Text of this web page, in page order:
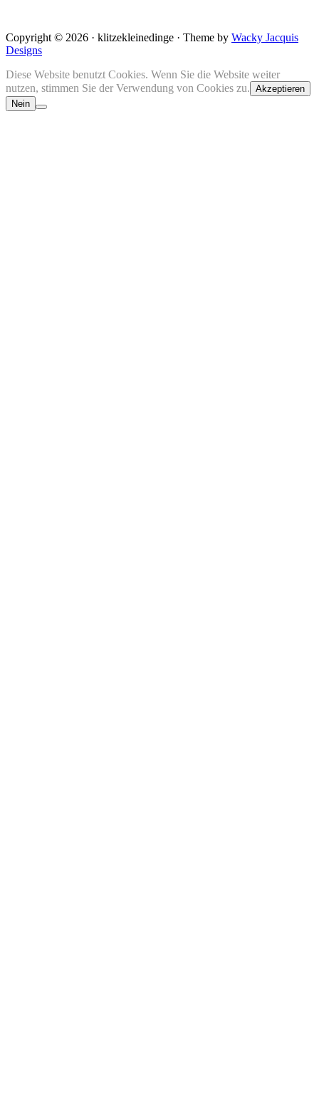
Copyright © 2026 · klitzekleinedinge · Theme by Wacky Jacquis
Designs
Diese Website benutzt Cookies. Wenn Sie die Website weiter
nutzen, stimmen Sie der Verwendung von Cookies zu. Akzeptieren
Nein